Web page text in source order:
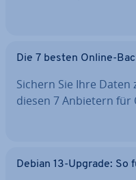
Die 7 besten Online-
Sichern Sie Ihre Daten
diesen 7 Anbietern für
Debian 13-Upgrade: